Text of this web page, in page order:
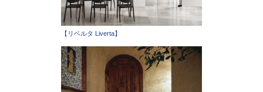
【リベルタ Liverta】